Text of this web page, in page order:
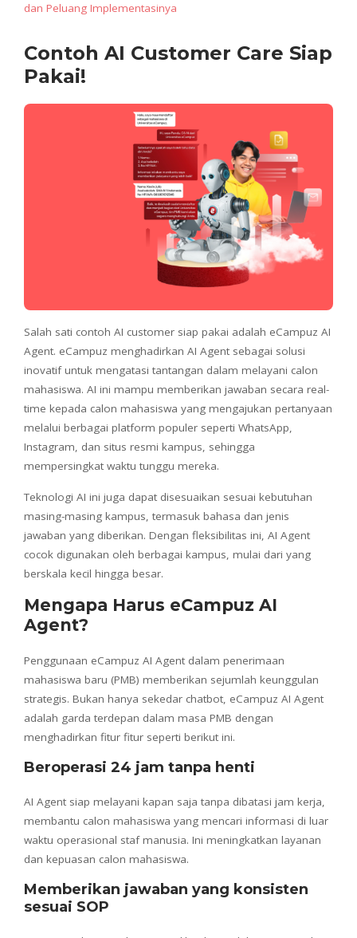
dan Peluang Implementasinya
Contoh AI Customer Care Siap
Pakai!
Salah sati contoh AI customer siap pakai adalah eCampuz AI
Agent. eCampuz menghadirkan AI Agent sebagai solusi
inovatif untuk mengatasi tantangan dalam melayani calon
mahasiswa. AI ini mampu memberikan jawaban secara real-
time kepada calon mahasiswa yang mengajukan pertanyaan
melalui berbagai platform populer seperti WhatsApp,
Instagram, dan situs resmi kampus, sehingga
mempersingkat waktu tunggu mereka.
Teknologi AI ini juga dapat disesuaikan sesuai kebutuhan
masing-masing kampus, termasuk bahasa dan jenis
jawaban yang diberikan. Dengan fleksibilitas ini, AI Agent
cocok digunakan oleh berbagai kampus, mulai dari yang
berskala kecil hingga besar.
Mengapa Harus eCampuz AI
Agent?
Penggunaan eCampuz AI Agent dalam penerimaan
mahasiswa baru (PMB) memberikan sejumlah keunggulan
strategis. Bukan hanya sekedar chatbot, eCampuz AI Agent
adalah garda terdepan dalam masa PMB dengan
menghadirkan fitur fitur seperti berikut ini.
Beroperasi 24 jam tanpa henti
AI Agent siap melayani kapan saja tanpa dibatasi jam kerja,
membantu calon mahasiswa yang mencari informasi di luar
waktu operasional staf manusia. Ini meningkatkan layanan
dan kepuasan calon mahasiswa.
Memberikan jawaban yang konsisten
sesuai SOP